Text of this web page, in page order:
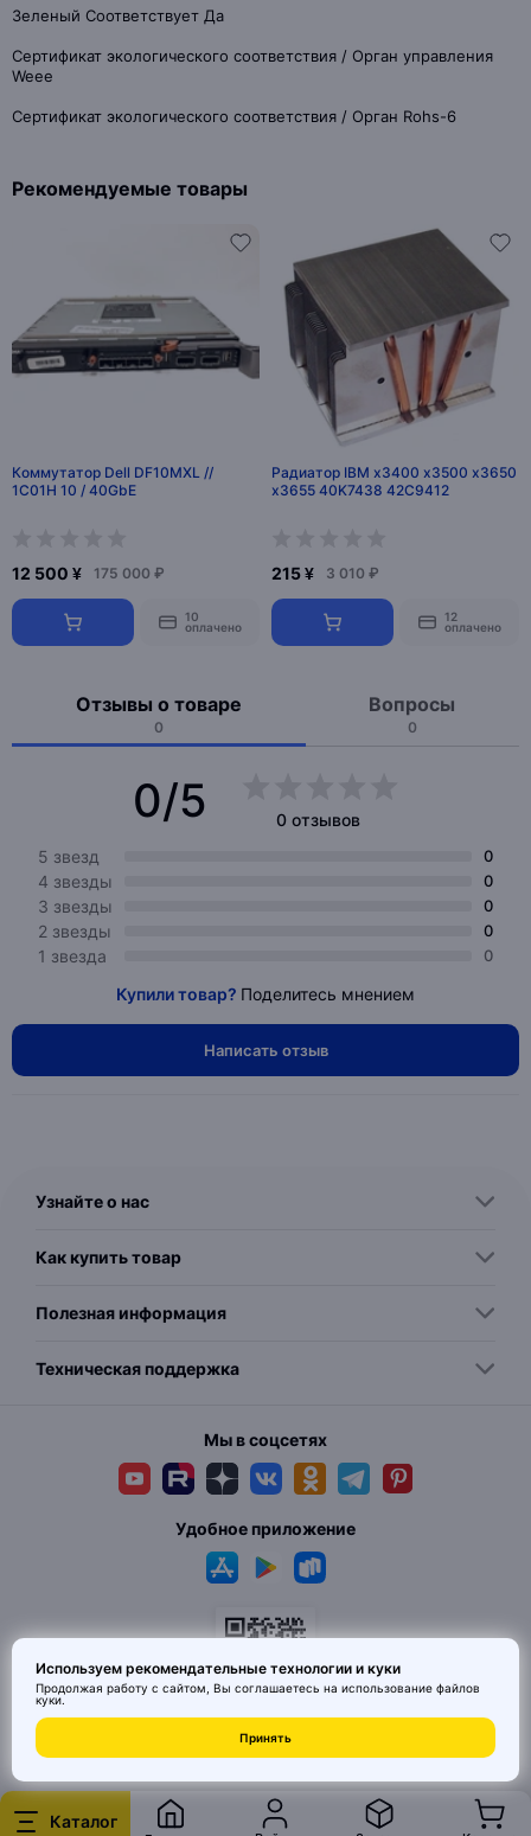
Каталог
Зеленый Соответствует Да
Сертификат экологического соответствия / Орган управления
Weee
Сертификат экологического соответствия / Орган Rohs-6
Рекомендуемые товары
Коммутатор Dell DF10MXL //
1C01H 10 / 40GbE
12 500 ¥ 175 000 ₽
10
оплачено
Радиатор IBM x3400 x3500 x3650
x3655 40K7438 42C9412
215 ¥ 3 010 ₽
12
оплачено
Отзывы о товаре
0
Вопросы
0
0/5
0 отзывов
5 звезд
0
4 звезды 0
3 звезды 0
2 звезды 0
1 звезда 0
Купили товар? Поделитесь мнением
Написать отзыв
Узнайте о нас
Как купить товар
Полезная информация
Техническая поддержка
Мы в соцсетях
© 2026 MAI HE MAI. Маркетплейс дизайнерских товаров со всего
Китая по ценам заводов. Все права защищены.
Удобное приложение
Используем рекомендательные технологии и куки
Продолжая работу с сайтом, Вы соглашаетесь на использование файлов
куки.
Принять